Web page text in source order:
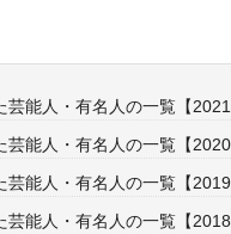
芸能人・有名人の一覧【2021
芸能人・有名人の一覧【2020
芸能人・有名人の一覧【2019
芸能人・有名人の一覧【2018